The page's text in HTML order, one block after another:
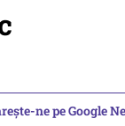
ne pe Google